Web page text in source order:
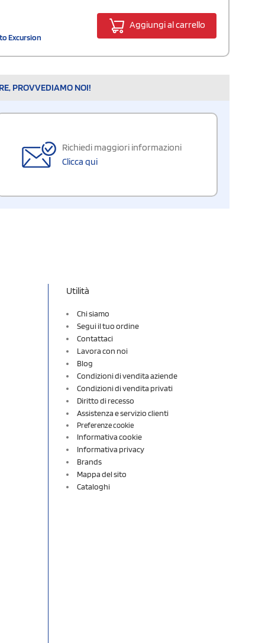
Excursion
Aggiungi al carrello
PROVVEDIAMO NOI!
Richiedi maggiori informazioni
Clicca qui
Utilità
Chi siamo
Segui il tuo ordine
Contattaci
Lavora con noi
Blog
Condizioni di vendita aziende
Condizioni di vendita privati
Diritto di recesso
Assistenza e servizio clienti
Preferenze cookie
Informativa cookie
Informativa privacy
Brands
Mappa del sito
Cataloghi